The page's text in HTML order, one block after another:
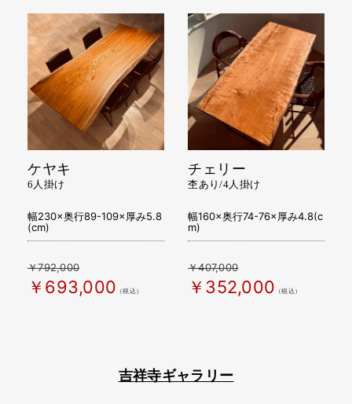
ケヤキ
6人掛け
幅230×奥行89-109×厚み5.8
(cm)
￥792,000
￥693,000 （税込）
チェリー
杢あり/4人掛け
幅160×奥行74-76×厚み4.8(c
m)
￥407,000
￥352,000 （税込）
吉祥寺ギャラリー